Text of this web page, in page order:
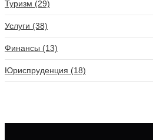
Туризм (29)
Услуги (38)
Финансы (13)
Юриспруденция (18)